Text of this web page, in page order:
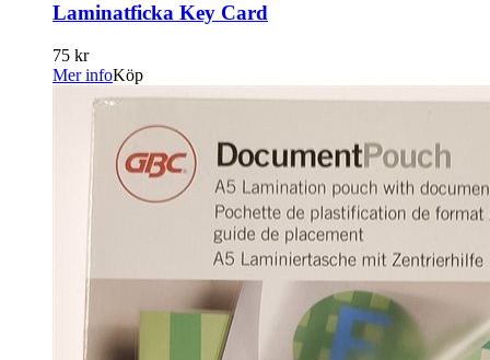
Laminatficka Key Card
75 kr
Mer infoKöp